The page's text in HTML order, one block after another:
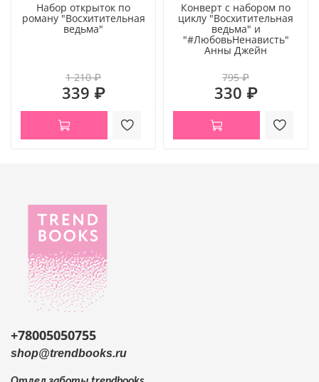
Набор открыток по
роману "Восхитительная
ведьма"
1 210 ₽
339 ₽
Конверт с набором по
циклу "Восхитительная
ведьма" и
"#ЛюбовьНенависть"
Анны Джейн
795 ₽
330 ₽
+78005050755
shop@trendbooks.ru